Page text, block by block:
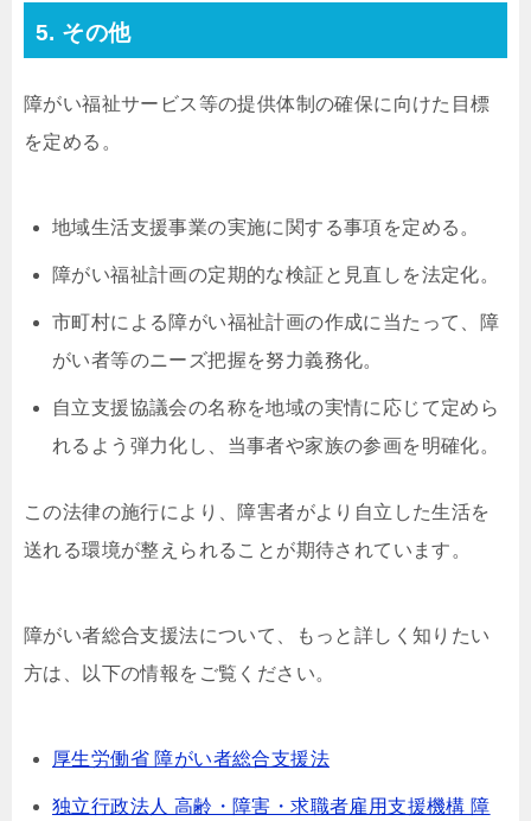
5. その他
障がい福祉サービス等の提供体制の確保に向けた目標
を定める。
地域生活支援事業の実施に関する事項を定める。
障がい福祉計画の定期的な検証と見直しを法定化。
市町村による障がい福祉計画の作成に当たって、障
がい者等のニーズ把握を努力義務化。
自立支援協議会の名称を地域の実情に応じて定めら
れるよう弾力化し、当事者や家族の参画を明確化。
この法律の施行により、障害者がより自立した生活を
送れる環境が整えられることが期待されています。
障がい者総合支援法について、もっと詳しく知りたい
方は、以下の情報をご覧ください。
厚生労働省 障がい者総合支援法
独立行政法人 高齢・障害・求職者雇用支援機構 障